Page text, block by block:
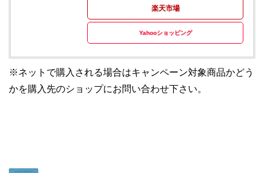
楽天市場
Yahooショッピング
※ネットで購入される場合はキャンペーン対象商品かどう
かを購入先のショップにお問い合わせ下さい。